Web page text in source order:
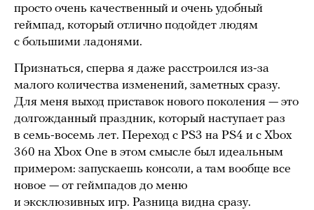
просто очень качественный и очень удобный
геймпад, который отлично подойдет людям
с большими ладонями.
Признаться, сперва я даже расстроился из-за
малого количества изменений, заметных сразу.
Для меня выход приставок нового поколения — это
долгожданный праздник, который наступает раз
в семь-восемь лет. Переход с PS3 на PS4 и с Xbox
360 на Xbox One в этом смысле был идеальным
примером: запускаешь консоли, а там вообще все
новое — от геймпадов до меню
и эксклюзивных игр. Разница видна сразу.